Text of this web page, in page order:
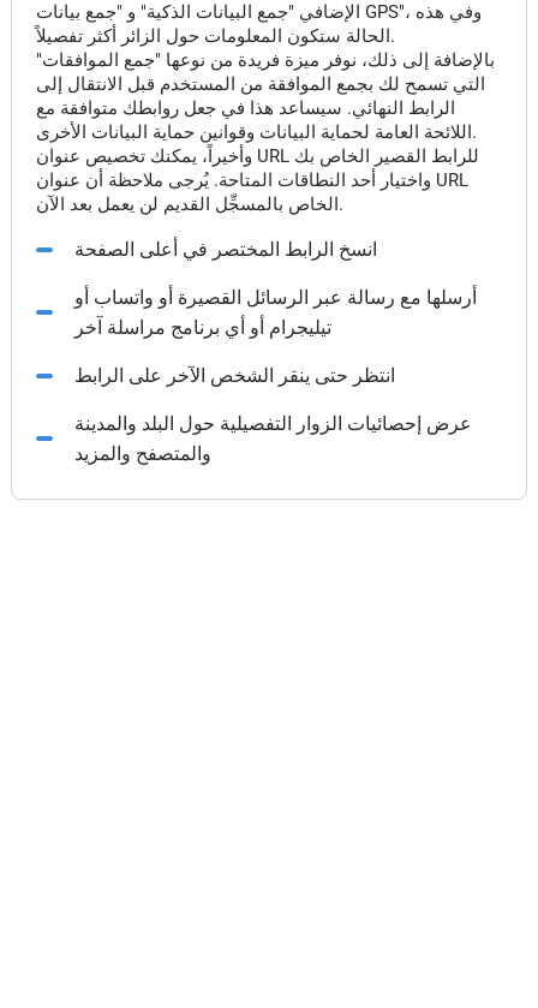
الإضافي "جمع البيانات الذكية" و "جمع بيانات GPS"، وفي هذه
الحالة ستكون المعلومات حول الزائر أكثر تفصيلاً.
بالإضافة إلى ذلك، نوفر ميزة فريدة من نوعها "جمع الموافقات"
التي تسمح لك بجمع الموافقة من المستخدم قبل الانتقال إلى
الرابط النهائي. سيساعد هذا في جعل روابطك متوافقة مع
اللائحة العامة لحماية البيانات وقوانين حماية البيانات الأخرى.
وأخيراً، يمكنك تخصيص عنوان URL للرابط القصير الخاص بك
واختيار أحد النطاقات المتاحة. يُرجى ملاحظة أن عنوان URL
الخاص بالمسجِّل القديم لن يعمل بعد الآن.
انسخ الرابط المختصر في أعلى الصفحة
أرسلها مع رسالة عبر الرسائل القصيرة أو واتساب أو
تيليجرام أو أي برنامج مراسلة آخر
انتظر حتى ينقر الشخص الآخر على الرابط
عرض إحصائيات الزوار التفصيلية حول البلد والمدينة
والمتصفح والمزيد